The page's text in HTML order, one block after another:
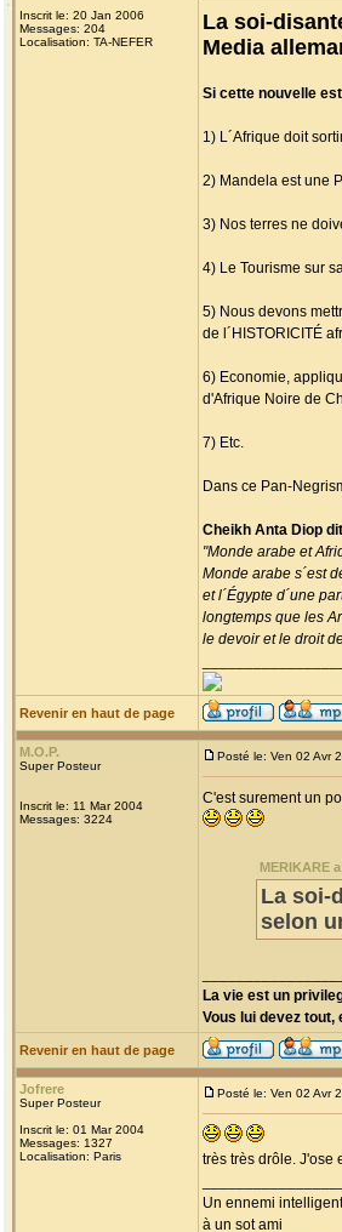
Inscrit le: 20 Jan 2006
Messages: 204
Localisation: TA-NEFER
La soi-
Media
Si cette nouvelle
1) L´Afrique doit
2) Mandela est une
3) Nos terres ne
4) Le Tourisme sur
5) Nous devons
de l´HISTORICITÉ
6) Economie,
d'Afrique Noire de
7) Etc.
Dans ce Pan-
Cheikh Anta Diop
"Monde arabe et
Monde arabe s´est
et l´Égypte d´une
longtemps que les
le devoir et le droit
Revenir en haut de page
M.O.P.
Super Posteur
Inscrit le: 11 Mar 2004
Messages: 3224
Posté le: Ven 02 Avr
C'est surement un
MERIKARE
La soi-
selon
La vie est un
Vous lui devez
Revenir en haut de page
Jofrere
Super Posteur
Inscrit le: 01 Mar 2004
Messages: 1327
Localisation: Paris
Posté le: Ven 02 Avr
très très drôle. J'ose
Un ennemi
à un sot ami